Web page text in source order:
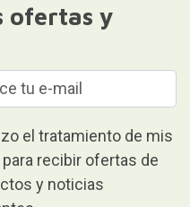
ofertas y
el tratamiento de mis
recibir ofertas de
y noticias